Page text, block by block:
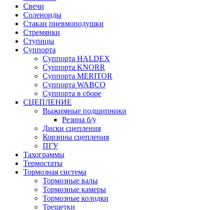
Свечи
Соленоиды
Стакан пневмоподушки
Стремянки
Ступицы
Суппорта
Суппорта HALDEX
Суппорта KNORR
Суппорта MERITOR
Суппорта WABCO
Суппорта в сборе
СЦЕПЛЕНИЕ
Выжимные подшипники
Резина б/у
Диски сцепления
Корзины сцепления
ПГУ
Тахограммы
Термостаты
Тормозная система
Тормозные валы
Тормозные камеры
Тормозные колодки
Трещетки